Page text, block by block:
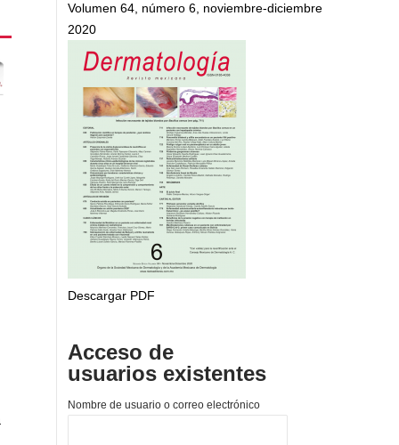
Volumen 64, número 6, noviembre-diciembre
2020
Descargar PDF
Acceso de
usuarios existentes
Nombre de usuario o correo electrónico